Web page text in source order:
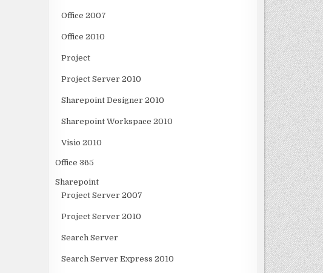
Office 2007
Office 2010
Project
Project Server 2010
Sharepoint Designer 2010
Sharepoint Workspace 2010
Visio 2010
Office 365
Sharepoint
Project Server 2007
Project Server 2010
Search Server
Search Server Express 2010